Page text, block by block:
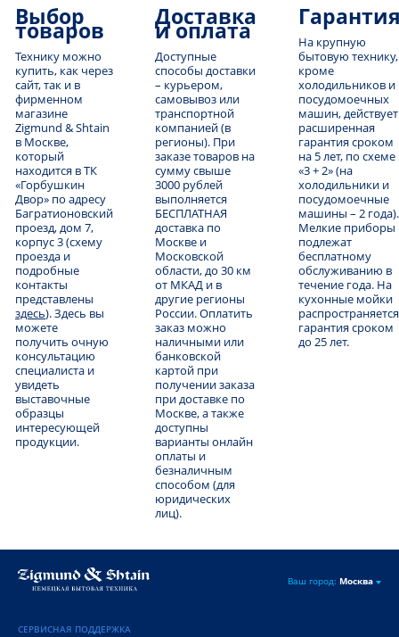
Выбор
товаров
Технику можно
купить, как через
сайт, так и в
фирменном
магазине
Zigmund & Shtain
в Москве,
который
находится в ТК
«Горбушкин
Двор» по адресу
Багратионовский
проезд, дом 7,
корпус 3 (схему
проезда и
подробные
контакты
представлены
здесь). Здесь вы
можете
получить очную
консультацию
специалиста и
увидеть
выставочные
образцы
интересующей
продукции.
Доставка
и оплата
Доступные
способы доставки
– курьером,
самовывоз или
транспортной
компанией (в
регионы). При
заказе товаров на
сумму свыше
3000 рублей
выполняется
БЕСПЛАТНАЯ
доставка по
Москве и
Московской
области, до 30 км
от МКАД и в
другие регионы
России. Оплатить
заказ можно
наличными или
банковской
картой при
получении заказа
при доставке по
Москве, а также
доступны
варианты онлайн
оплаты и
безналичным
способом (для
юридических
лиц).
На крупную
бытовую технику,
кроме
холодильников и
посудомоечных
машин, действует
расширенная
гарантия сроком
на 5 лет, по схеме
«3 + 2» (на
холодильники и
посудомоечные
машины – 2 года).
Мелкие приборы
подлежат
бесплатному
обслуживанию в
течение года. На
кухонные мойки
распространяется
гарантия сроком
до 25 лет.
Ваш город: Москва
СЕРВИСНАЯ ПОДДЕРЖКА